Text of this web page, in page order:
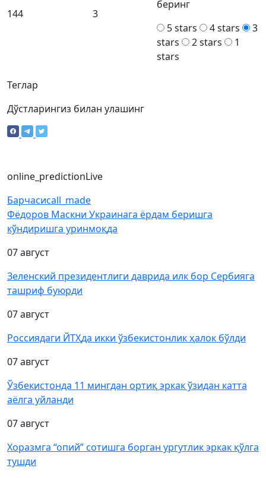
Теглар
144 3
беринг
5 stars
4 stars
3
stars
2 stars
1
stars
Дўстларингиз билан улашинг
online_predictionLive
Барчасиcall_made
Фёдоров Маскни Украинага ёрдам беришга
кўндиришга уринмоқда
07 август
Зеленский президентлиги даврида илк бор Сербияга
ташриф буюрди
07 август
Россиядаги ЙТҲда икки ўзбекистонлик ҳалок бўлди
07 август
Ўзбекистонда 11 мингдан ортиқ эркак ўзидан катта
аёлга уйланди
07 август
Хоразмга “опий” сотишга борган ургутлик эркак қўлга
тушди